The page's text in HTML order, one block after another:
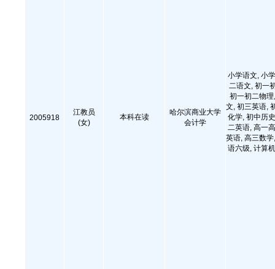
2005918
江教员
(女)
本科在读
哈尔滨商业大学
会计学
小学语文, 小
二语文, 初一
初一初二物
文, 初三英语,
化学, 初中历
二英语, 高一
英语, 高三数
语六级, 计算